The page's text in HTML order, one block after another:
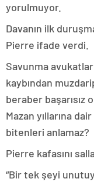
yorulmuyor.
Davanın ilk
Pierre ifade verdi.
Savunma
kaybından
beraber başarısız
Mazan yıllarına
bitenleri anlamaz?
Pierre kafasını
“Bir tek şeyi